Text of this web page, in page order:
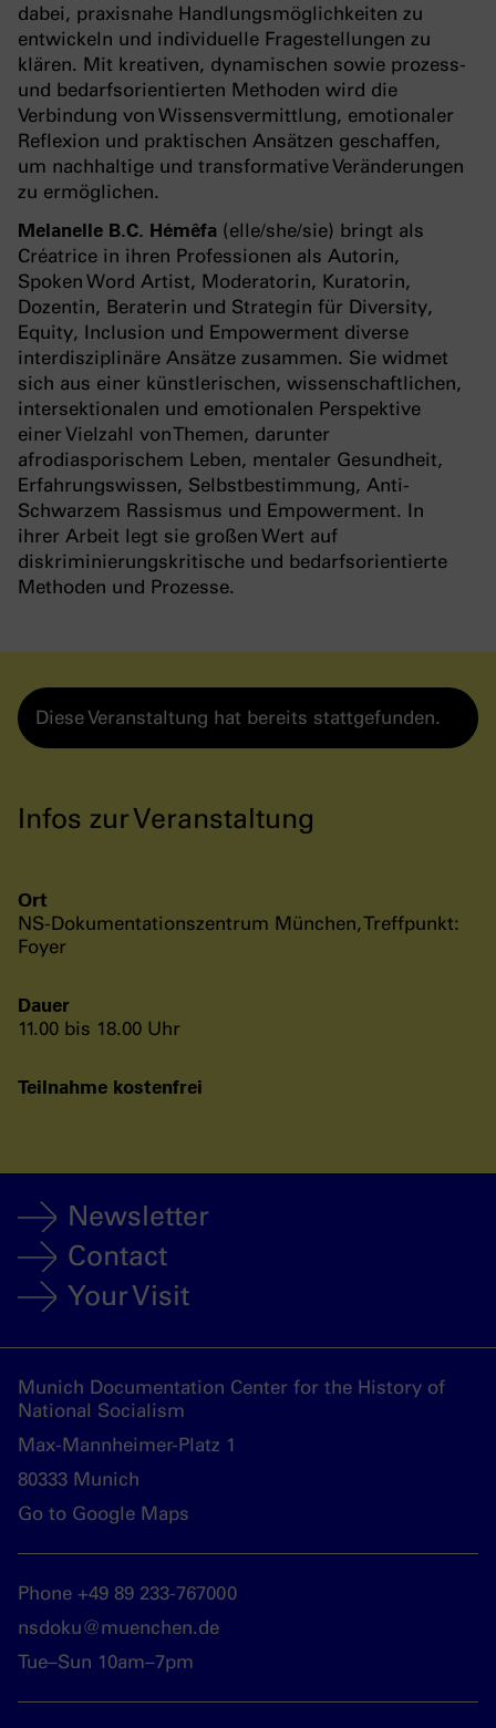
dabei, praxisnahe Handlungsmöglichkeiten zu
entwickeln und individuelle Fragestellungen zu
klären. Mit kreativen, dynamischen sowie prozess-
und bedarfsorientierten Methoden wird die
Verbindung von Wissensvermittlung, emotionaler
Reflexion und praktischen Ansätzen geschaffen,
um nachhaltige und transformative Veränderungen
zu ermöglichen.
Melanelle B.C. Hémêfa (elle/she/sie) bringt als
Créatrice in ihren Professionen als Autorin,
Spoken Word Artist, Moderatorin, Kuratorin,
Dozentin, Beraterin und Strategin für Diversity,
Equity, Inclusion und Empowerment diverse
interdisziplinäre Ansätze zusammen. Sie widmet
sich aus einer künstlerischen, wissenschaftlichen,
intersektionalen und emotionalen Perspektive
einer Vielzahl von Themen, darunter
afrodiasporischem Leben, mentaler Gesundheit,
Erfahrungswissen, Selbstbestimmung, Anti-
Schwarzem Rassismus und Empowerment. In
ihrer Arbeit legt sie großen Wert auf
diskriminierungskritische und bedarfsorientierte
Methoden und Prozesse.
Diese Veranstaltung hat bereits stattgefunden.
Infos zur Veranstaltung
Ort
NS-Dokumentationszentrum München, Treffpunkt:
Foyer
Dauer
11.00 bis 18.00 Uhr
Teilnahme kostenfrei
Newsletter
Contact
Your Visit
Munich Documentation Center for the History of
National Socialism
Max-Mannheimer-Platz 1
80333 Munich
Go to Google Maps
Phone +49 89 233-767000
nsdoku@muenchen.de
Tue–Sun 10am–7pm